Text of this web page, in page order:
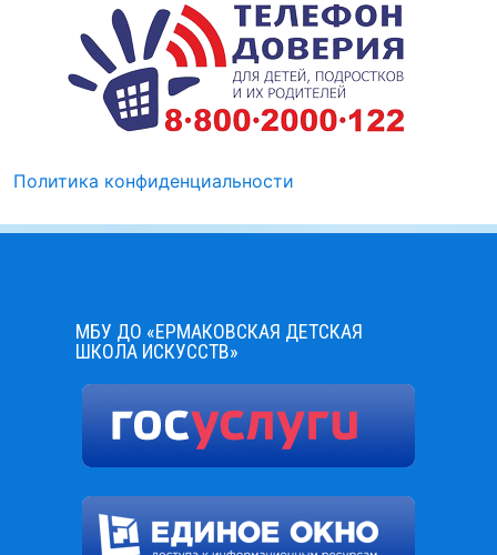
Политика конфиденциальности
МБУ ДО «ЕРМАКОВСКАЯ ДЕТСКАЯ
ШКОЛА ИСКУССТВ»